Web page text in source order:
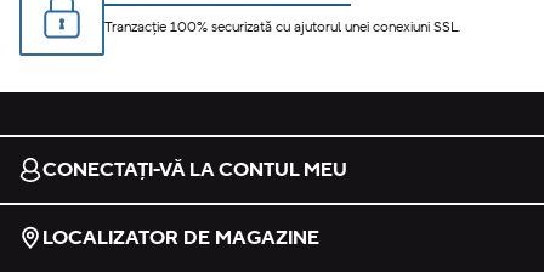
Tranzacție 100% securizată cu ajutorul unei conexiuni SSL.
CONECTAȚI-VĂ LA CONTUL MEU
LOCALIZATOR DE MAGAZINE